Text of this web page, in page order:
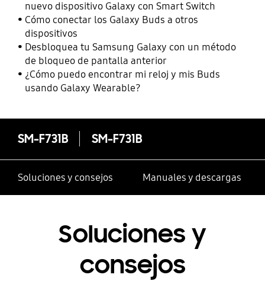
nuevo dispositivo Galaxy con Smart Switch
Cómo conectar los Galaxy Buds a otros
dispositivos
Desbloquea tu Samsung Galaxy con un método
de bloqueo de pantalla anterior
¿Cómo puedo encontrar mi reloj y mis Buds
usando Galaxy Wearable?
SM-F731B SM-F731B
Soluciones y consejos Manuales y descargas
Soluciones y
consejos